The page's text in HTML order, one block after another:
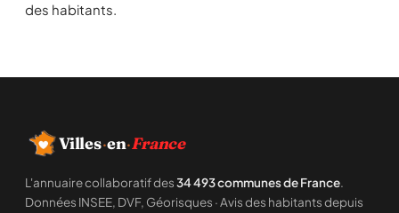
des habitants.
Villes·en·France
L'annuaire collaboratif des34 493 communes de France.
Données INSEE, DVF, Géorisques · Avis des habitants depuis